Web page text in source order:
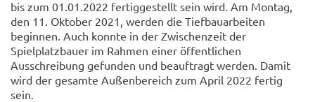
bis zum 01.01.2022 fertiggestellt sein wird. Am Montag,
den 11. Oktober 2021, werden die Tiefbauarbeiten
beginnen. Auch konnte in der Zwischenzeit der
Spielplatzbauer im Rahmen einer öffentlichen
Ausschreibung gefunden und beauftragt werden. Damit
wird der gesamte Außenbereich zum April 2022 fertig
sein.